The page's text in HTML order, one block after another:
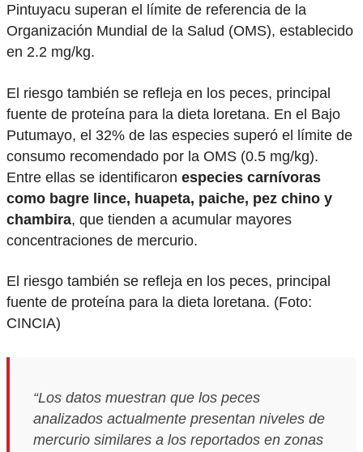
Pintuyacu superan el límite de referencia de la
Organización Mundial de la Salud (OMS), establecido
en 2.2 mg/kg.
El riesgo también se refleja en los peces, principal
fuente de proteína para la dieta loretana. En el Bajo
Putumayo, el 32% de las especies superó el límite de
consumo recomendado por la OMS (0.5 mg/kg).
Entre ellas se identificaron especies carnívoras
como bagre lince, huapeta, paiche, pez chino y
chambira, que tienden a acumular mayores
concentraciones de mercurio.
El riesgo también se refleja en los peces, principal
fuente de proteína para la dieta loretana. (Foto:
CINCIA)
“Los datos muestran que los peces
analizados actualmente presentan niveles de
mercurio similares a los reportados en zonas